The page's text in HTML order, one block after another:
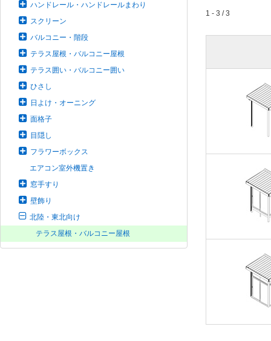
ハンドレール・ハンドレールまわり
スクリーン
バルコニー・階段
テラス屋根・バルコニー屋根
テラス囲い・バルコニー囲い
ひさし
日よけ・オーニング
面格子
目隠し
フラワーボックス
エアコン室外機置き
窓手すり
壁飾り
北陸・東北向け
テラス屋根・バルコニー屋根
1 - 3 / 3